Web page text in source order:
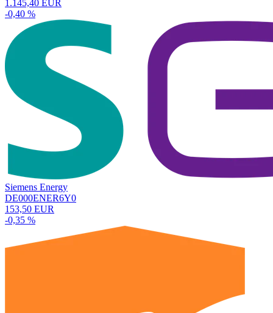
1.145,40 EUR
-0,40 %
Siemens Energy
DE000ENER6Y0
153,50 EUR
-0,35 %